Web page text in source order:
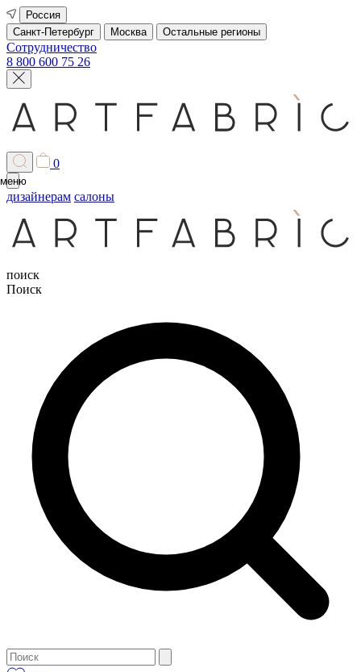
Россия
Санкт-Петербург
Москва Остальные регионы
Сотрудничество
8 800 600 75 26
0
меню
дизайнерам салоны
поиск
Поиск